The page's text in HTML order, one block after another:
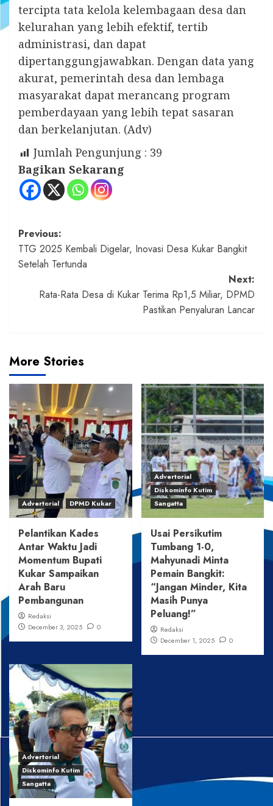
tercipta tata kelola kelembagaan desa dan
kelurahan yang lebih efektif, tertib
administrasi, dan dapat
dipertanggungjawabkan. Dengan data yang
akurat, pemerintah desa dan lembaga
masyarakat dapat merancang program
pemberdayaan yang lebih tepat sasaran
dan berkelanjutan. (Adv)
Jumlah Pengunjung : 39
Bagikan Sekarang
Post
navigation
Previous:
TTG 2025 Kembali Digelar, Inovasi Desa Kukar Bangkit
Setelah Tertunda
Next:
Rata-Rata Desa di Kukar Terima Rp1,5 Miliar, DPMD
Pastikan Penyaluran Lancar
More Stories
Advertorial DPMD Kukar
Pelantikan Kades
Antar Waktu Jadi
Momentum Bupati
Kukar Sampaikan
Arah Baru
Pembangunan
Redaksi
December 3, 2025
0
Advertorial
Diskominfo Kutim
Sangatta
Usai Persikutim
Tumbang 1-0,
Mahyunadi Minta
Pemain Bangkit:
“Jangan Minder, Kita
Masih Punya
Peluang!”
Redaksi
December 1, 2025
0
Advertorial
Diskominfo Kutim
Sangatta